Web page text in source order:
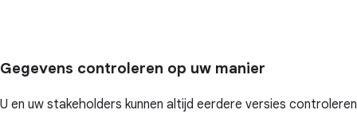
Gegevens controleren op uw manier
U en uw stakeholders kunnen altijd eerdere versies controleren